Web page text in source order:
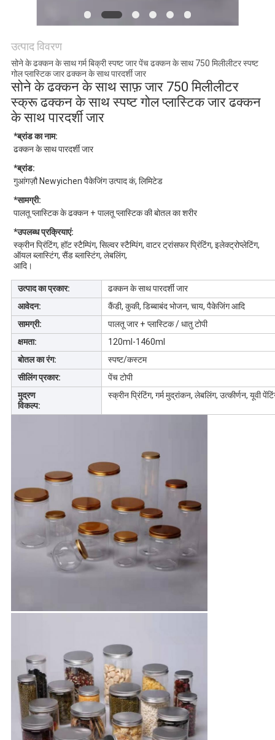
उत्पाद विवरण
सोने के ढक्कन के साथ गर्म बिक्री स्पष्ट जार पेंच ढक्कन के साथ 750 मिलीलीटर स्पष्ट
गोल प्लास्टिक जार ढक्कन के साथ पारदर्शी जार
सोने के ढक्कन के साथ साफ़ जार 750 मिलीलीटर
स्क्रू ढक्कन के साथ स्पष्ट गोल प्लास्टिक जार ढक्कन
के साथ पारदर्शी जार
*ब्रांड का नाम:
ढक्कन के साथ पारदर्शी जार
*ब्रांड:
गुआंगज़ौ Newyichen पैकेजिंग उत्पाद कं, लिमिटेड
*सामग्री:
पालतू प्लास्टिक के ढक्कन + पालतू प्लास्टिक की बोतल का शरीर
*उपलब्ध प्रक्रियाएं:
स्क्रीन प्रिंटिंग, हॉट स्टैम्पिंग, सिल्वर स्टैम्पिंग, वाटर ट्रांसफर प्रिंटिंग, इलेक्ट्रोप्लेटिंग,
ऑयल ब्लास्टिंग, सैंड ब्लास्टिंग, लेबलिंग,
आदि।
उत्पाद का प्रकार:
ढक्कन के साथ पारदर्शी जार
आवेदन:
कैंडी, कुकी, डिब्बाबंद भोजन, चाय, पैकेजिंग आदि
सामग्री:
पालतू जार + प्लास्टिक / धातु टोपी
क्षमता:
120ml-1460ml
बोतल का रंग:
स्पष्ट/कस्टम
सीलिंग प्रकार:
पेंच टोपी
मुद्रण
विकल्प:
स्क्रीन प्रिंटिंग, गर्म मुद्रांकन, लेबलिंग, उत्कीर्णन, यूवी